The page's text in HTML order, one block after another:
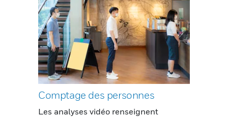
Comptage des personnes
Les analyses vidéo renseignent